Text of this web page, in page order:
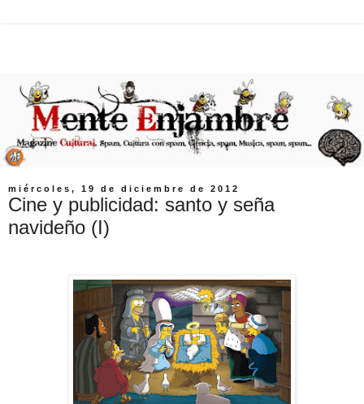
miércoles, 19 de diciembre de 2012
Cine y publicidad: santo y seña
navideño (I)